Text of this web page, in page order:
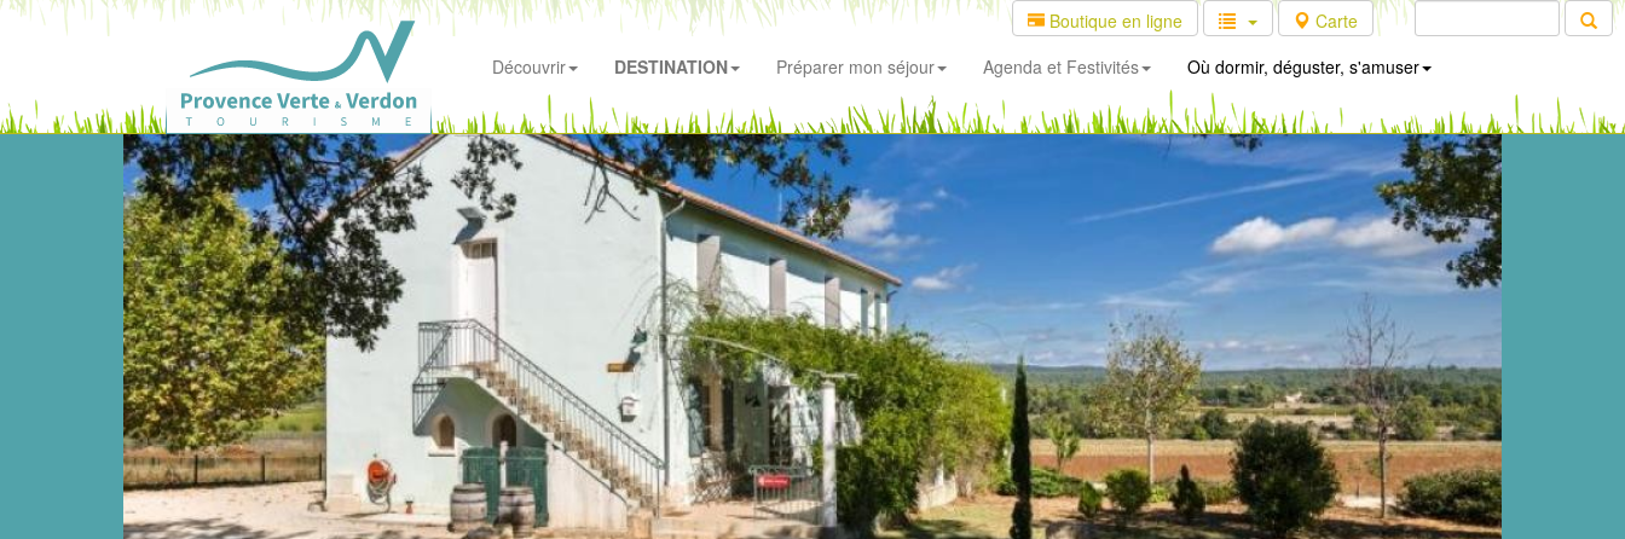
Boutique en ligne
Carte
Découvrir
DESTINATION Préparer mon séjour Agenda et Festivités Où dormir, déguster, s'amuser